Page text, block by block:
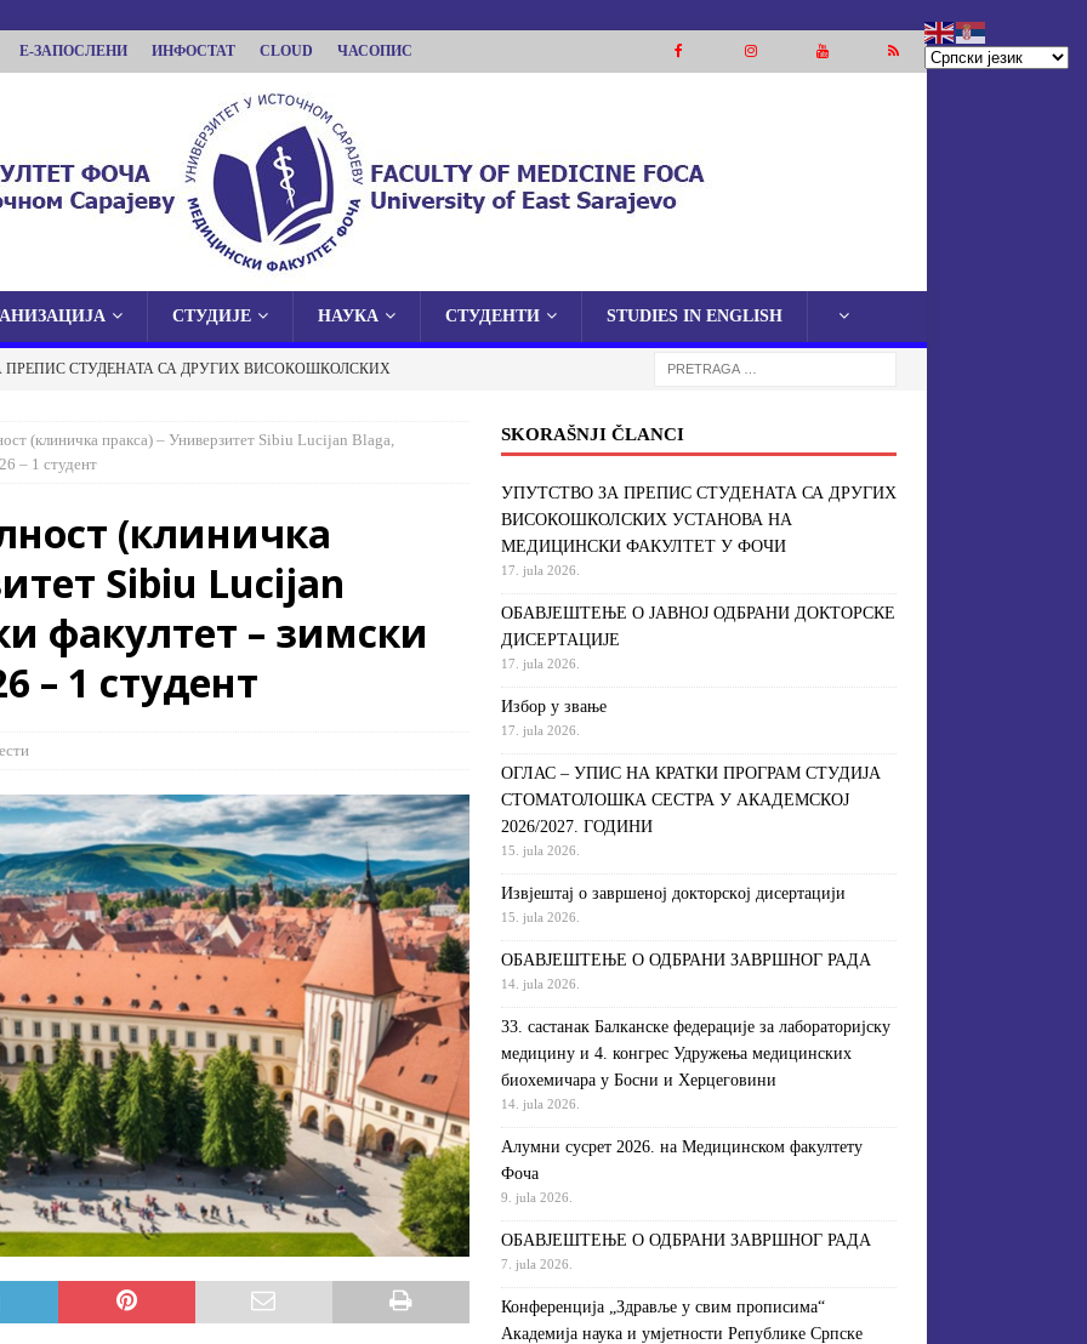
Е-ЗАПОСЛЕНИ ИНФОСТАТ CLOUD ЧАСОПИС
ФОЧА
ИСТОЧНОМ САРАЈЕВУ
СТУДИЈЕ НАУКА СТУДЕНТИ STUDIES IN ENGLISH
ПРЕПИС СТУДЕНАТА СА ДРУГИХ ВИСОКОШКОЛСКИХ
О ЈАВНОЈ ОДБРАНИ ДОКТОРСКЕ ДИСЕРТАЦИЈЕ
ОБАВЈЕШТЕЊА
НА КРАТКИ ПРОГРАМ СТУДИЈА СТОМАТОЛОШКА СЕСТРА У
ВИЈЕСТИ
дoктoрскoj дисeртaциjи
ЛИСТА, ПРВИ УПИСНИ РОК ДРУГИ ЦИКЛУС СТУДИЈА –
(клиничка пракса) – Универзитет Sibiu Lucijan Blaga,
– 1 студент
(клиничка
Sibiu Lucijan
факултет – зимски
– 1 студент
SKORAŠNJI ČLANCI
УПУТСТВО ЗА ПРЕПИС СТУДЕНАТА СА ДРУГИХ
ВИСОКОШКОЛСКИХ УСТАНОВА НА
МЕДИЦИНСКИ ФАКУЛТЕТ У ФОЧИ
17. jula 2026.
ОБАВЈЕШТЕЊЕ О ЈАВНОЈ ОДБРАНИ ДОКТОРСКЕ
ДИСЕРТАЦИЈЕ
17. jula 2026.
Избор у звање
17. jula 2026.
ОГЛАС – УПИС НА КРАТКИ ПРОГРАМ СТУДИЈА
СТОМАТОЛОШКА СЕСТРА У АКАДЕМСКОЈ
2026/2027. ГОДИНИ
15. jula 2026.
Извjeштaj o зaвршeнoj дoктoрскoj дисeртaциjи
15. jula 2026.
ОБАВЈЕШТЕЊЕ О ОДБРАНИ ЗАВРШНОГ РАДА
14. jula 2026.
33. састанак Балканске федерације за лабораторијску
медицину и 4. конгрес Удружења медицинских
биохемичара у Босни и Херцеговини
14. jula 2026.
Алумни сусрет 2026. на Медицинском факултету
Фоча
9. jula 2026.
ОБАВЈЕШТЕЊЕ О ОДБРАНИ ЗАВРШНОГ РАДА
7. jula 2026.
Конференција „Здравље у свим прописима“
Академија наука и умјетности Републике Српске